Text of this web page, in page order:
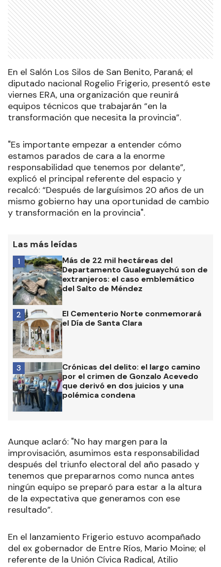
En el Salón Los Silos de San Benito, Paraná; el
diputado nacional Rogelio Frigerio, presentó este
viernes ERA, una organización que reunirá
equipos técnicos que trabajarán “en la
transformación que necesita la provincia”.
"Es importante empezar a entender cómo
estamos parados de cara a la enorme
responsabilidad que tenemos por delante”,
explicó el principal referente del espacio y
recalcó: “Después de larguísimos 20 años de un
mismo gobierno hay una oportunidad de cambio
y transformación en la provincia".
Las más leídas
Más de 22 mil hectáreas del
Departamento Gualeguaychú son de
extranjeros: el caso emblemático
del Salto de Méndez
1
El Cementerio Norte conmemorará
el Día de Santa Clara
2
Crónicas del delito: el largo camino
por el crimen de Gonzalo Acevedo
que derivó en dos juicios y una
polémica condena
3
Aunque aclaró: "No hay margen para la
improvisación, asumimos esta responsabilidad
después del triunfo electoral del año pasado y
tenemos que prepararnos como nunca antes
ningún equipo se preparó para estar a la altura
de la expectativa que generamos con ese
resultado”.
En el lanzamiento Frigerio estuvo acompañado
del ex gobernador de Entre Ríos, Mario Moine; el
referente de la Unión Cívica Radical, Atilio